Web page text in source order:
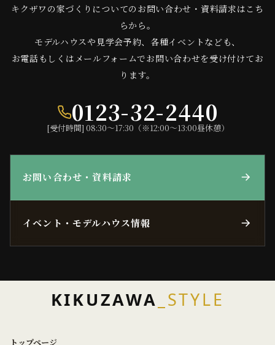
キクザワの家づくりについてのお問い合わせ・資料請求はこち
らから。
モデルハウスや見学会予約、各種イベントなども、
お電話もしくはメールフォームでお問い合わせを受け付けてお
ります。
0123-32-2440
[受付時間] 08:30〜17:30（※12:00〜13:00昼休憩）
お問い合わせ・資料請求
イベント・モデルハウス情報
KIKUZAWA _STYLE
トップページ